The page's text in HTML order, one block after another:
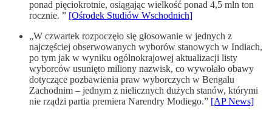
ponad pięciokrotnie, osiągając wielkość ponad 4,5 mln ton
rocznie. ” [Ośrodek Studiów Wschodnich]
„W czwartek rozpoczęło się głosowanie w jednych z
najczęściej obserwowanych wyborów stanowych w Indiach,
po tym jak w wyniku ogólnokrajowej aktualizacji listy
wyborców usunięto miliony nazwisk, co wywołało obawy
dotyczące pozbawienia praw wyborczych w Bengalu
Zachodnim – jednym z nielicznych dużych stanów, którymi
nie rządzi partia premiera Narendry Modiego.” [AP News]